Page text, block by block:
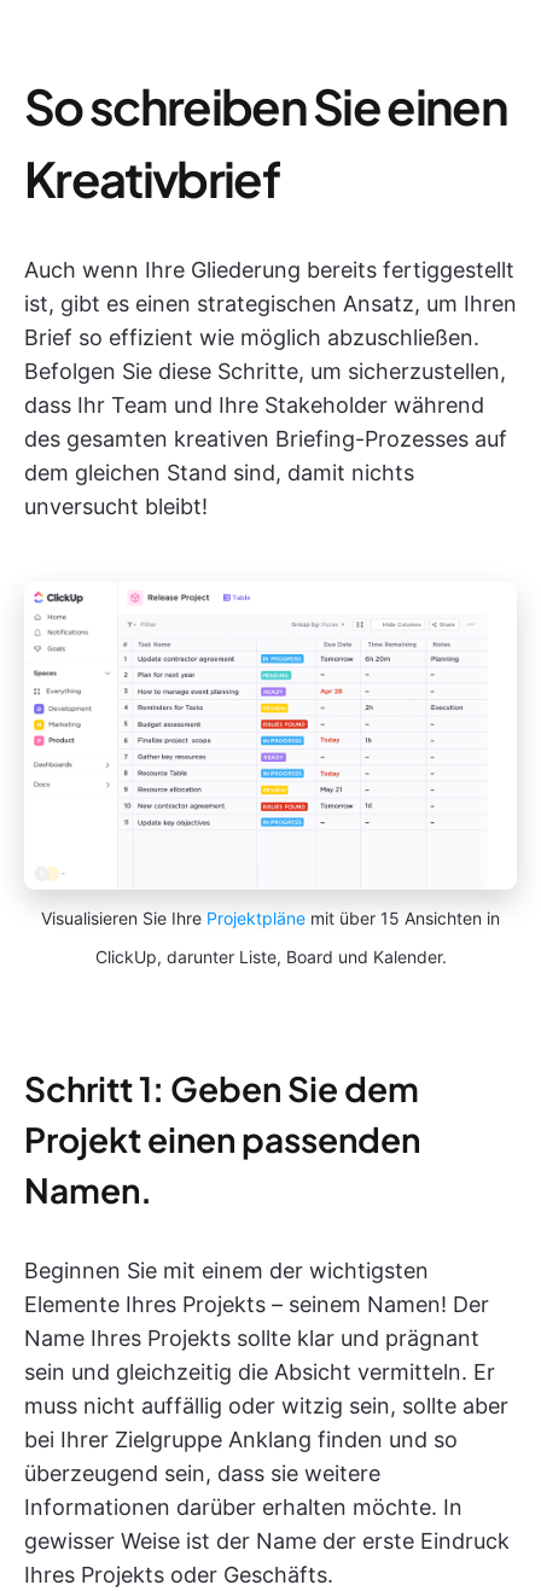
So schreiben Sie einen
Kreativbrief
Auch wenn Ihre Gliederung bereits fertiggestellt
ist, gibt es einen strategischen Ansatz, um Ihren
Brief so effizient wie möglich abzuschließen.
Befolgen Sie diese Schritte, um sicherzustellen,
dass Ihr Team und Ihre Stakeholder während
des gesamten kreativen Briefing-Prozesses auf
dem gleichen Stand sind, damit nichts
unversucht bleibt!
Visualisieren Sie Ihre Projektpläne mit über 15 Ansichten in
ClickUp, darunter Liste, Board und Kalender.
Schritt 1: Geben Sie dem
Projekt einen passenden
Namen.
Beginnen Sie mit einem der wichtigsten
Elemente Ihres Projekts – seinem Namen! Der
Name Ihres Projekts sollte klar und prägnant
sein und gleichzeitig die Absicht vermitteln. Er
muss nicht auffällig oder witzig sein, sollte aber
bei Ihrer Zielgruppe Anklang finden und so
überzeugend sein, dass sie weitere
Informationen darüber erhalten möchte. In
gewisser Weise ist der Name der erste Eindruck
Ihres Projekts oder Geschäfts.